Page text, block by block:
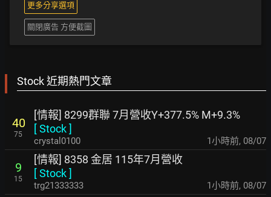
更多分享選項
關閉廣告 方便截圖
Stock 近期熱門文章
40
75
[情報] 8299群聯 7月營收Y+377.5% M+9.3%
[Stock]
crystal0100 1小時前, 08/07
9
15
[情報] 8358 金居 115年7月營收
[Stock]
trg21333333 1小時前, 08/07